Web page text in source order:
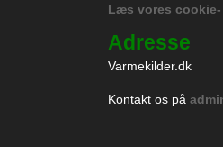
Læs vores
Adresse
Varmekilder.dk
Kontakt os på